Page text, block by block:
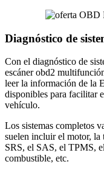
Diagnóstico de
Con el diagnóstico de
escáner obd2
leer la información de la
disponibles para facilitar
vehículo.
Los sistemas completos
suelen incluir el motor,
SRS, el SAS, el TPMS,
combustible, etc.